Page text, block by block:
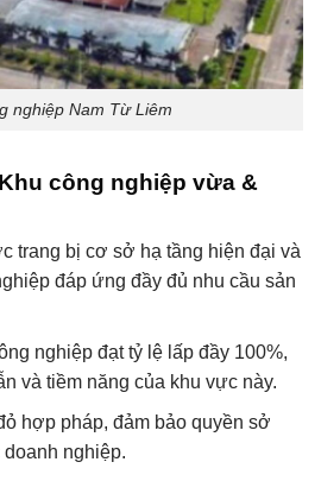
nghiệp Nam Từ Liêm
công nghiệp vừa &
trang bị cơ sở hạ tầng hiện đại và
đáp ứng đầy đủ nhu cầu sản
nghiệp đạt tỷ lệ lấp đầy 100%,
và tiềm năng của khu vực này.
hợp pháp, đảm bảo quyền sở
nghiệp.